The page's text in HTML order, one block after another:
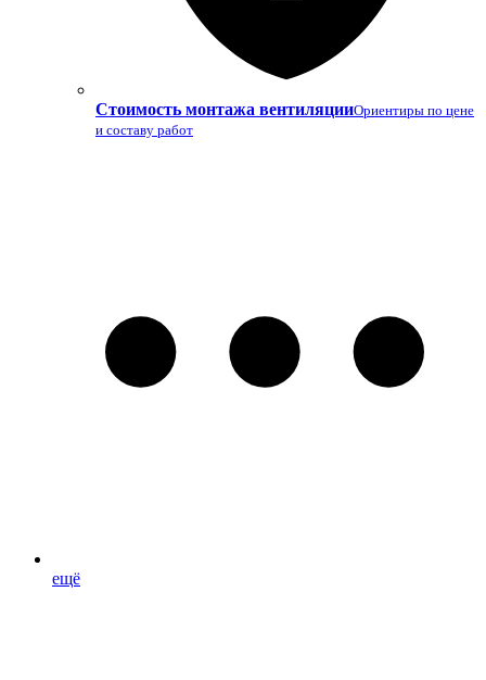
Стоимость монтажа вентиляцииОриентиры по цене
и составу работ
ещё